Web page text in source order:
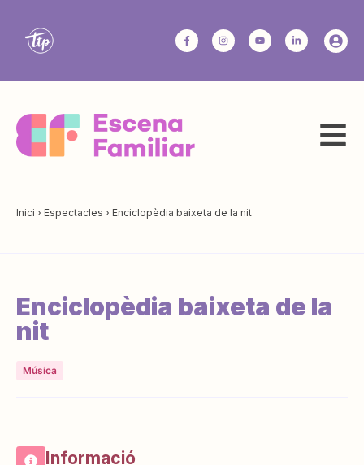
Inici › Espectacles › Enciclopèdia baixeta de la nit
Enciclopèdia baixeta de la
nit
Música
Informació